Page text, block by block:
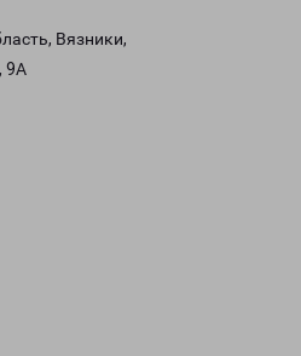
Вязники,
9А